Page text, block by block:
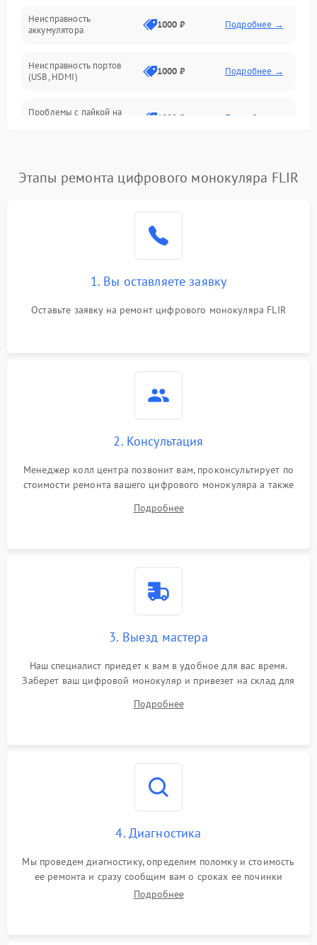
Неисправность
аккумулятора
1000 ₽ Подробнее →
Неисправность портов
(USB, HDMI)
1000 ₽ Подробнее →
Проблемы с пайкой на
1000 ₽ Подробнее →
500 ₽
1500 ₽
изображения
1000 ₽ Подробнее →
2000 ₽
Проблемы с заземлением 1000 ₽
Повреждение печатной
платы
2800 ₽
Этапы ремонта цифрового монокуляра FLIR
1. Вы оставляете заявку
Оставьте заявку на ремонт цифрового монокуляра FLIR
2. Консультация
Менеджер колл центра позвонит вам, проконсультирует по
стоимости ремонта вашего цифрового монокуляра а также
Подробнее
3. Выезд мастера
Наш специалист приедет к вам в удобное для вас время.
Заберет ваш цифровой монокуляр и привезет на склад для
Подробнее
4. Диагностика
Мы проведем диагностику, определим поломку и стоимость
ее ремонта и сразу сообщим вам о сроках ее починки
Подробнее